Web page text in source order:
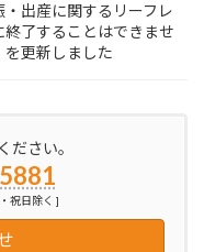
出産に関するリーフレ
了することはできませ
更新しました
ださい。
祝日除く ]